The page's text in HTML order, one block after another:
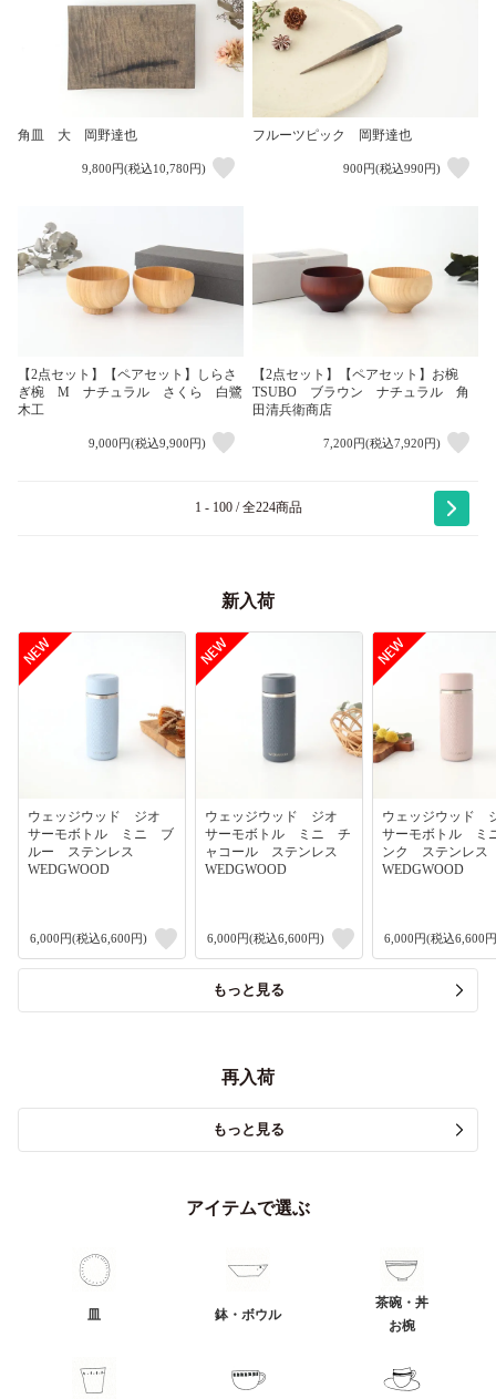
角皿 大 岡野達也
9,800円(税込10,780円)
フルーツピック 岡野達也
900円(税込990円)
【2点セット】【ペアセット】しらさ
ぎ椀 M ナチュラル さくら 白鷺
木工
9,000円(税込9,900円)
【2点セット】【ペアセット】お椀
TSUBO ブラウン ナチュラル 角
田清兵衛商店
7,200円(税込7,920円)
1 - 100 / 全224商品
新入荷
ウェッジウッド ジオ
サーモボトル ミニ ブ
ルー ステンレス
WEDGWOOD
6,000円(税込6,600円)
ウェッジウッド ジオ
サーモボトル ミニ チ
ャコール ステンレス
WEDGWOOD
6,000円(税込6,600円)
ウェッジウッド
サーモボトル
ンク ステンレ
WEDGWOOD
6,000円(税込6,600
もっと見る
再入荷
もっと見る
アイテムで選ぶ
皿 鉢・ボウル
茶碗・丼
お椀